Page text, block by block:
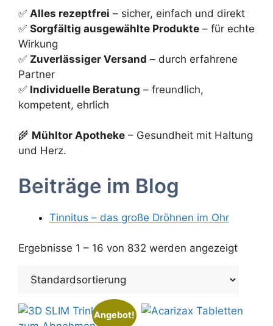
✅ Alles rezeptfrei – sicher, einfach und direkt
✅ Sorgfältig ausgewählte Produkte – für echte
Wirkung
✅ Zuverlässiger Versand – durch erfahrene
Partner
✅ Individuelle Beratung – freundlich,
kompetent, ehrlich
🌾 Mühltor Apotheke – Gesundheit mit Haltung
und Herz.
Beiträge im Blog
Tinnitus – das große Dröhnen im Ohr
Ergebnisse 1 – 16 von 832 werden angezeigt
Angebot!